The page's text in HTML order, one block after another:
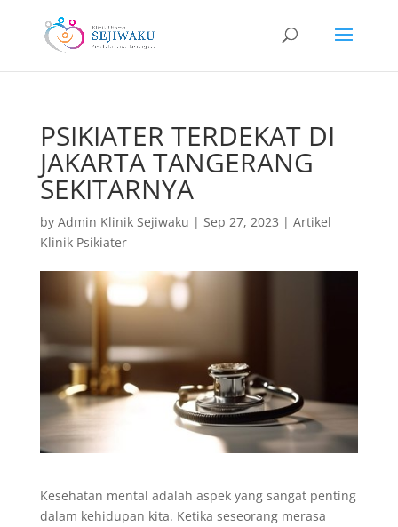
PSIKIATER TERDEKAT DI
JAKARTA TANGERANG
SEKITARNYA
by Admin Klinik Sejiwaku | Sep 27, 2023 | Artikel
Klinik Psikiater
Kesehatan mental adalah aspek yang sangat penting
dalam kehidupan kita. Ketika seseorang merasa